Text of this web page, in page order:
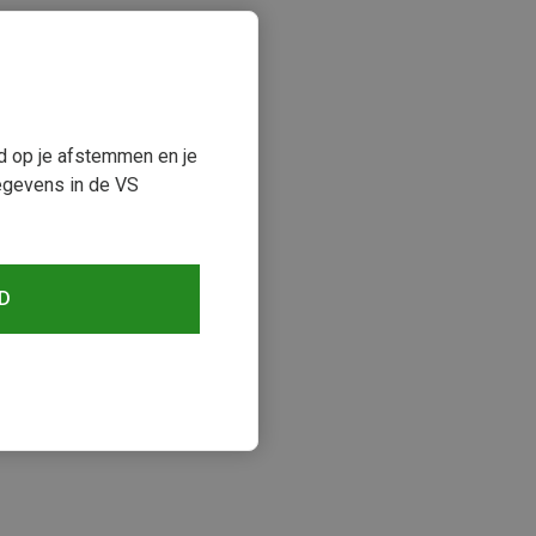
op je afstemmen en je
in de VS